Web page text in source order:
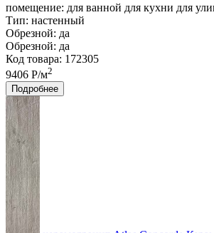
помещение: для ванной для кухни для
Тип: настенный
Обрезной: да
Обрезной: да
Код товара: 172305
9406 Р/м2
Подробнее